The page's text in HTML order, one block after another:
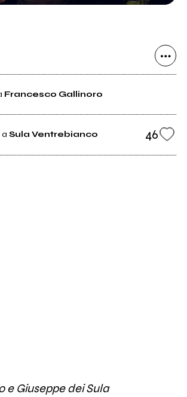
Francesco Gallinoro
a Sula Ventrebianco 46
e Giuseppe dei Sula